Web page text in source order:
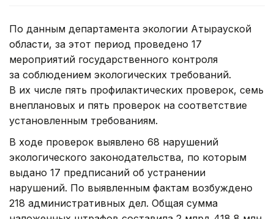
По данным департамента экологии Атырауской
области, за этот период проведено 17
мероприятий государственного контроля
за соблюдением экологических требований.
В их числе пять профилактических проверок, семь
внеплановых и пять проверок на соответствие
установленным требованиям.
В ходе проверок выявлено 68 нарушений
экологического законодательства, по которым
выдано 17 предписаний об устранении
нарушений. По выявленным фактам возбуждено
218 административных дел. Общая сумма